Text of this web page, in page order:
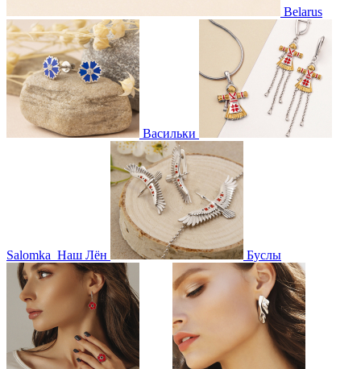
Belarus
Васильки
Salomka Наш Лён Буслы